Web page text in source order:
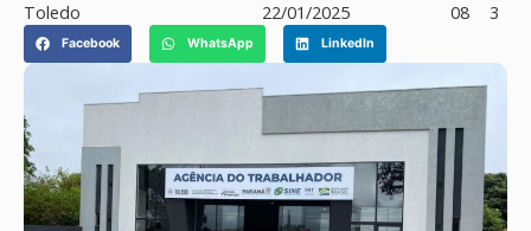
Toledo
22/01/2025
08
3
Facebook WhatsApp LinkedIn